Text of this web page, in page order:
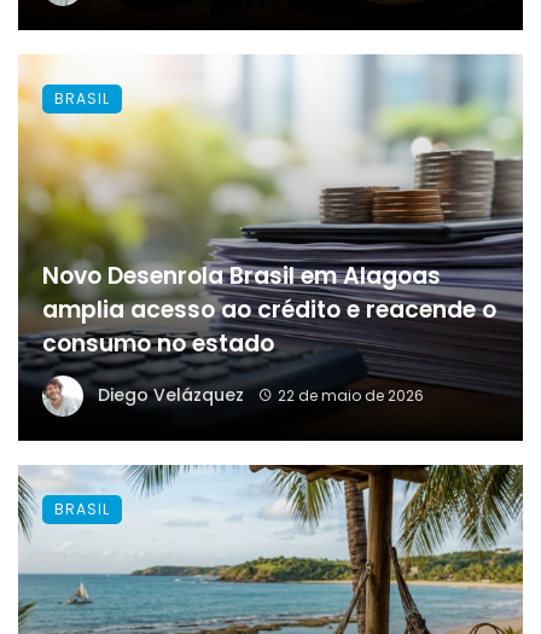
Novo Desenrola Brasil em Alagoas
amplia acesso ao crédito e reacende o
consumo no estado
Diego Velázquez 22 de maio de 2026
BRASIL
BRASIL